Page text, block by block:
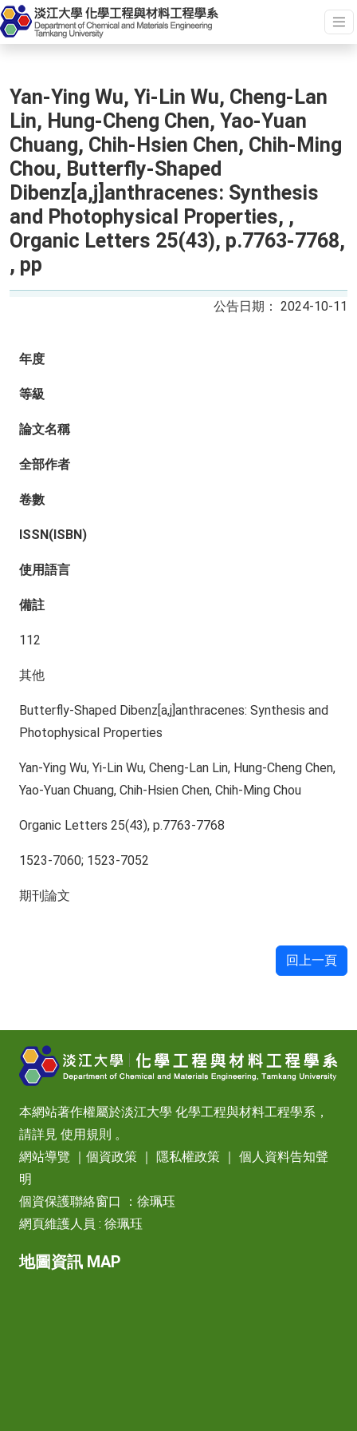
Yan-Ying Wu, Yi-Lin Wu, Cheng-Lan
Lin, Hung-Cheng Chen, Yao-Yuan
Chuang, Chih-Hsien Chen, Chih-Ming
Chou, Butterfly-Shaped
Dibenz[a,j]anthracenes: Synthesis
and Photophysical Properties, ,
Organic Letters 25(43), p.7763-7768,
, pp
2024-10-11
年度
等級
論文名稱
全部作者
卷數
ISSN(ISBN)
使用語言
備註
112
其他
Butterfly-Shaped Dibenz[a,j]anthracenes: Synthesis and
Photophysical Properties
Yan-Ying Wu, Yi-Lin Wu, Cheng-Lan Lin, Hung-Cheng Chen,
Yao-Yuan Chuang, Chih-Hsien Chen, Chih-Ming Chou
Organic Letters 25(43), p.7763-7768
1523-7060; 1523-7052
期刊論文
回上一頁
本網站著作權屬於淡江大學 化學工程與材料工程學系，
請詳見 使用規則 。
網站導覽 ｜ 個資政策 ｜ 隱私權政策 ｜ 個人資料告知聲
明
個資保護聯絡窗口 ：徐珮珏
網頁維護人員 : 徐珮珏
地圖資訊 MAP